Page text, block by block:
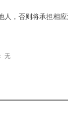
，否则将承担相
无